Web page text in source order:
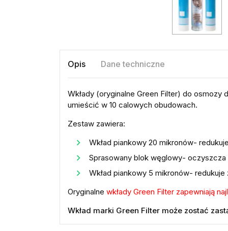
Opis Dane techniczne
Wkłady (oryginalne Green Filter) do
umieścić w 10 calowych obudowach.
Zestaw zawiera:
Wkład piankowy 20 mikronów-
Sprasowany blok węglowy- oczyszcza
Wkład piankowy 5 mikronów- redukuje
Oryginalne wkłady Green Filter zapewniają
Wkład marki Green Filter może zostać